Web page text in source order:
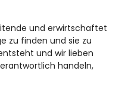
und erwirtschaftet
zu finden und sie zu
und wir lieben
handeln,